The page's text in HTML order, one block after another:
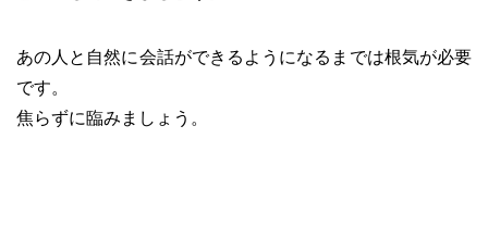
あの人と自然に会話ができるようになるまでは根気が必要
です。
焦らずに臨みましょう。